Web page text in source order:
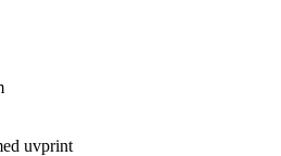
uvprint